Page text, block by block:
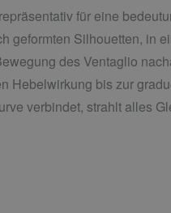
für eine
geformten Silhouetten, in
des Ventaglio
Hebelwirkung bis zur
verbindet, strahlt alles